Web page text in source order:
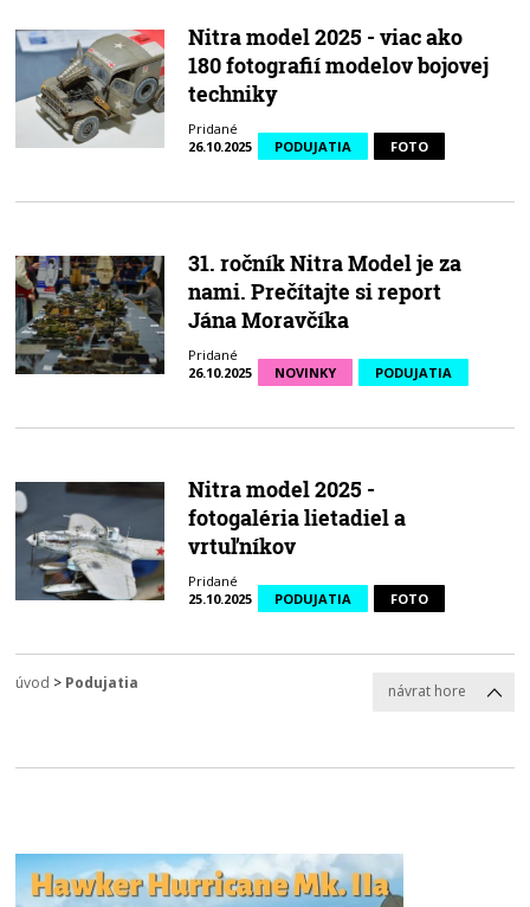
Nitra model 2025 - viac ako
180 fotografií modelov bojovej
techniky
Pridané
26.10.2025
PODUJATIA FOTO
31. ročník Nitra Model je za
nami. Prečítajte si report
Jána Moravčíka
Pridané
26.10.2025
NOVINKY PODUJATIA
Nitra model 2025 -
fotogaléria lietadiel a
vrtuľníkov
Pridané
25.10.2025
PODUJATIA FOTO
úvod > Podujatia návrat hore